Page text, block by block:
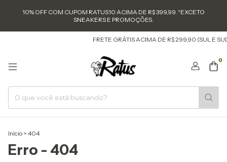
10% OFF COM CUPOM RATUS10 ACIMA DE R$ 399,99. *EXCETO
SNEAKERS E PROMOÇÕES.
FRETE GRÁTIS ACIMA DE R$ 299,90 (SUL E
0
Início > 404
Erro - 404